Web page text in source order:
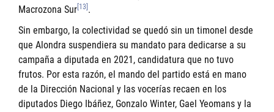
Macrozona Sur [13] .
Sin embargo, la colectividad se quedó sin un timonel desde
que Alondra suspendiera su mandato para dedicarse a su
campaña a diputada en 2021, candidatura que no tuvo
frutos. Por esta razón, el mando del partido está en mano
de la Dirección Nacional y las vocerías recaen en los
diputados Diego Ibáñez, Gonzalo Winter, Gael Yeomans y la